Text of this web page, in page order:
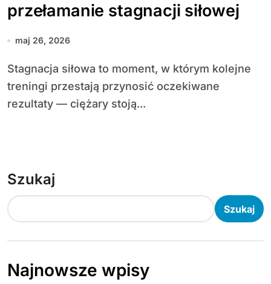
przełamanie stagnacji siłowej
maj 26, 2026
Stagnacja siłowa to moment, w którym kolejne
treningi przestają przynosić oczekiwane
rezultaty — ciężary stoją...
Szukaj
Szukaj
Najnowsze wpisy